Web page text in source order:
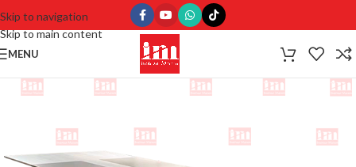
Skip to navigation
Skip to main content
MENU